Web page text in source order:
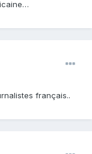
français..